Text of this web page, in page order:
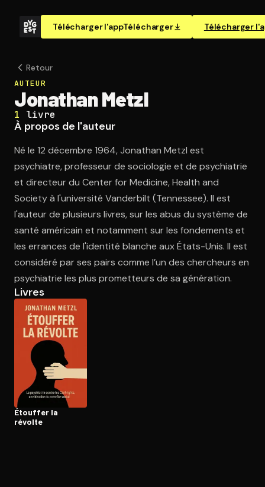
Télécharger l'appTélécharger Télécharger
Ouvre l'app Appareil photo, pointe sur le code. C'est gratuit à
Retour
AUTEUR
Jonathan Metzl
1 livre
À propos de l'auteur
Né le 12 décembre 1964, Jonathan Metzl est
psychiatre, professeur de sociologie et de psychiatrie
et directeur du Center for Medicine, Health and
Society à l'université Vanderbilt (Tennessee). Il est
l'auteur de plusieurs livres, sur les abus du système de
santé américain et notamment sur les fondements et
les errances de l'identité blanche aux États-Unis. Il est
considéré par ses pairs comme l’un des chercheurs en
psychiatrie les plus prometteurs de sa génération.
Livres
Étouffer la
révolte